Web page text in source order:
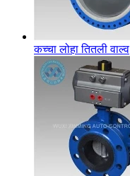
कच्चा लोहा तितली वाल्व